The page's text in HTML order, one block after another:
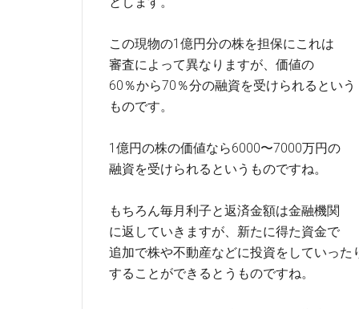
この現物の1億円分の株を担保にこれは
審査によって異なりますが、価値の
60％から70％分の融資を受けられるという
ものです。
1億円の株の価値なら6000〜7000万円の
融資を受けられるというものですね。
もちろん毎月利子と返済金額は金融機関
に返していきますが、新たに得た資金で
追加で株や不動産などに投資をしていった
することができるとうものですね。